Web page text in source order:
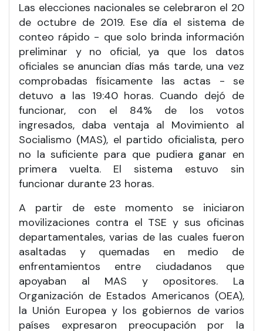
Las elecciones nacionales se celebraron el 20
de octubre de 2019. Ese día el sistema de
conteo rápido - que solo brinda información
preliminar y no oficial, ya que los datos
oficiales se anuncian días más tarde, una vez
comprobadas físicamente las actas - se
detuvo a las 19:40 horas. Cuando dejó de
funcionar, con el 84% de los votos
ingresados, daba ventaja al Movimiento al
Socialismo (MAS), el partido oficialista, pero
no la suficiente para que pudiera ganar en
primera vuelta. El sistema estuvo sin
funcionar durante 23 horas.
A partir de este momento se iniciaron
movilizaciones contra el TSE y sus oficinas
departamentales, varias de las cuales fueron
asaltadas y quemadas en medio de
enfrentamientos entre ciudadanos que
apoyaban al MAS y opositores. La
Organización de Estados Americanos (OEA),
la Unión Europea y los gobiernos de varios
países expresaron preocupación por la